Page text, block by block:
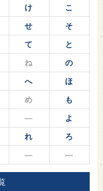
け こ
せ そ
て と
ね の
へ ほ
め も
― よ
れ ろ
― ―